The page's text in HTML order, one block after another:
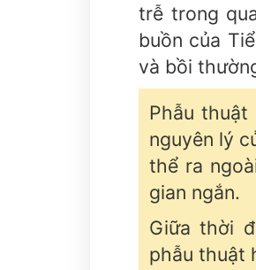
trễ trong
buồn của
và bồi
Phẫu
nguyên lý
thể ra
gian ngắn.
Giữa thời
phẫu thuật